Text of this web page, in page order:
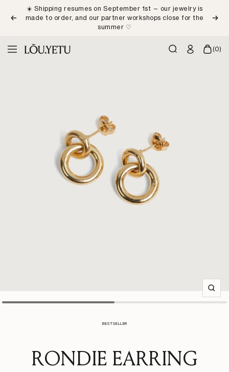
contentPrevious
☀️ Shipping resumes on September 1st — our jewelry is
made to order, and our partner workshops close for the
summer ♡
Next
NavigationLÕU.YETU
(0)
Zoom
BESTSELLER
RONDIE EARRING